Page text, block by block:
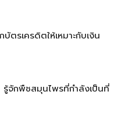
ตรเครดิตให้เหมาะกับเงิน
จักพืชสมุนไพรที่กำลังเป็นที่